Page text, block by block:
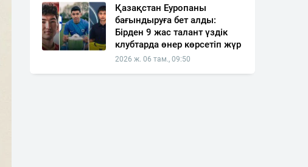
Қазақстан Еуропаны
бағындыруға бет алды:
Бірден 9 жас талант үздік
клубтарда өнер көрсетіп жүр
2026 ж. 06 там., 09:50